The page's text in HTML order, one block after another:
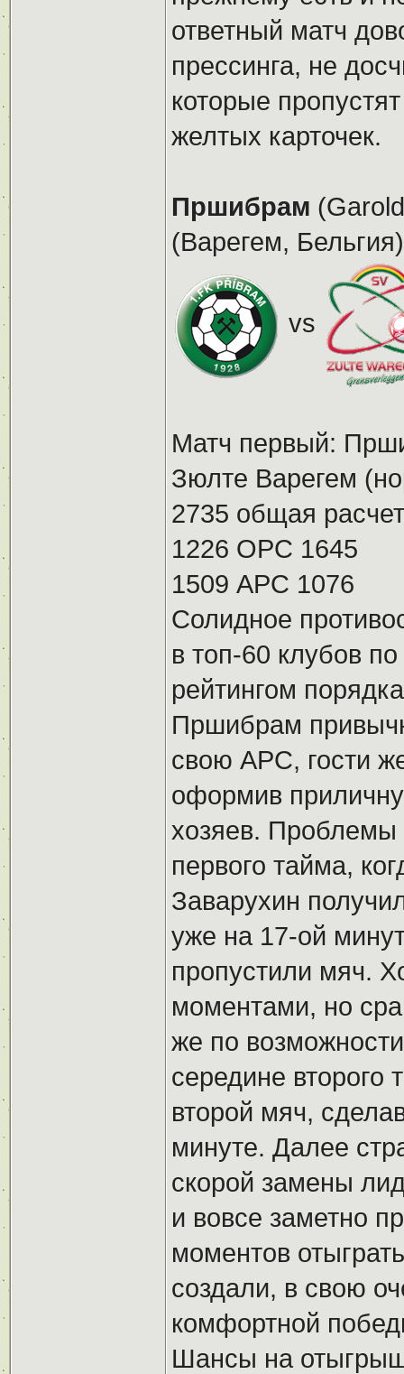
ответный матч
прессинга, не
которые
желтых карточек.
Пршибрам
(Варегем,
vs
Матч первый:
Зюлте Варегем
2735 общая
1226 ОРС 1645
1509 АРС 1076
Солидное
в топ-60 клубов
рейтингом
Пршибрам
свою АРС, гости
оформив
хозяев. Проблемы
первого тайма,
Заварухин
уже на 17-ой
пропустили мяч.
моментами, но
же по
середине второго
второй мяч,
минуте. Далее
скорой замены
и вовсе заметно
моментов
создали, в свою
комфортной
Шансы на отыгрыш